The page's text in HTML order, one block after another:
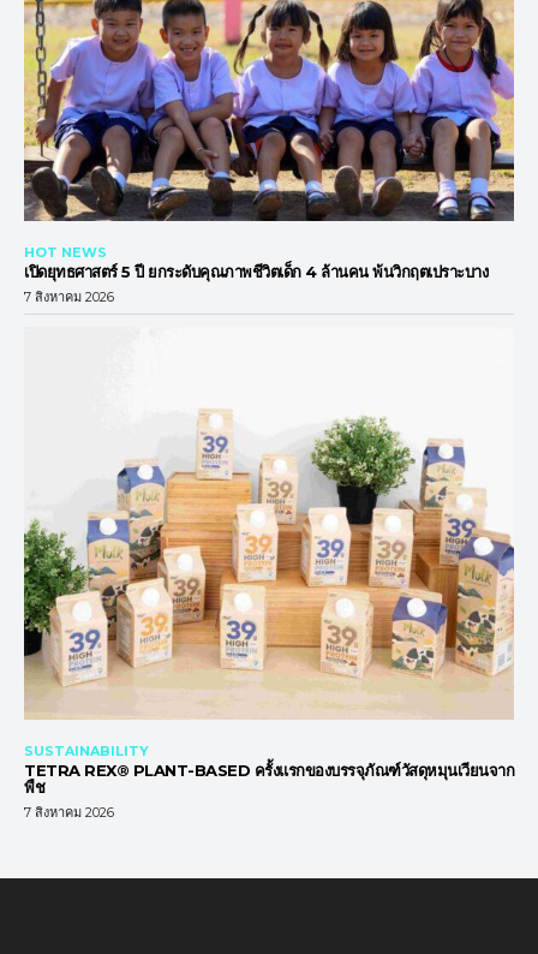
HOT NEWS
เปิดยุทธศาสตร์ 5 ปี ยกระดับคุณภาพชีวิตเด็ก 4 ล้านคน พ้นวิกฤตเปราะบาง
7 สิงหาคม 2026
SUSTAINABILITY
TETRA REX® PLANT-BASED ครั้งแรกของบรรจุภัณฑ์วัสดุหมุนเวียนจาก
พืช
7 สิงหาคม 2026